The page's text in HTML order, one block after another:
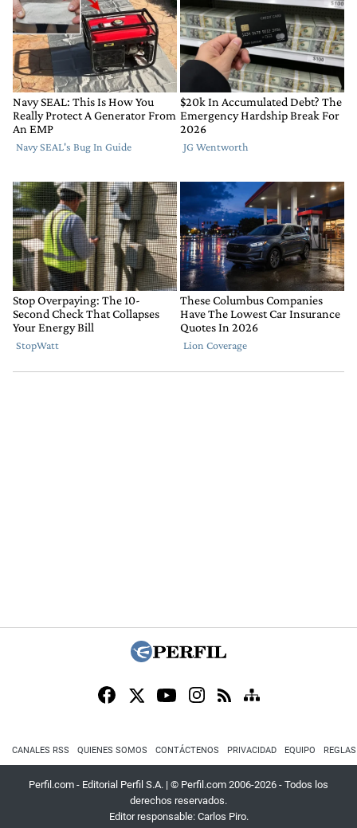
CANALES RSS QUIENES SOMOS CONTÁCTENOS PRIVACIDAD EQUIPO
Perfil.com - Editorial Perfil S.A. | © Perfil.com 2006-2026 - Todos los
derechos reservados.
Editor responsable: Carlos Piro.